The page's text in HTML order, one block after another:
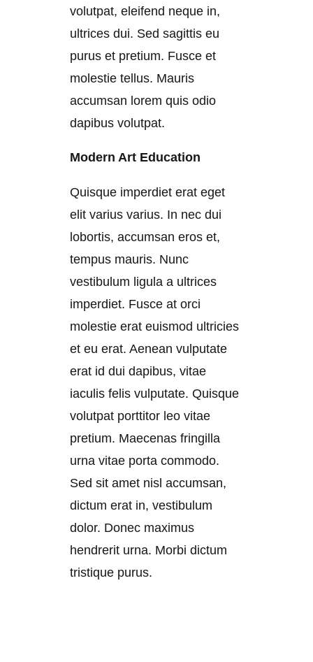
volutpat, eleifend neque in,
ultrices dui. Sed sagittis eu
purus et pretium. Fusce et
molestie tellus. Mauris
accumsan lorem quis odio
dapibus volutpat.
Modern Art Education
Quisque imperdiet erat eget
elit varius varius. In nec dui
lobortis, accumsan eros et,
tempus mauris. Nunc
vestibulum ligula a ultrices
imperdiet. Fusce at orci
molestie erat euismod ultricies
et eu erat. Aenean vulputate
erat id dui dapibus, vitae
iaculis felis vulputate. Quisque
volutpat porttitor leo vitae
pretium. Maecenas fringilla
urna vitae porta commodo.
Sed sit amet nisl accumsan,
dictum erat in, vestibulum
dolor. Donec maximus
hendrerit urna. Morbi dictum
tristique purus.